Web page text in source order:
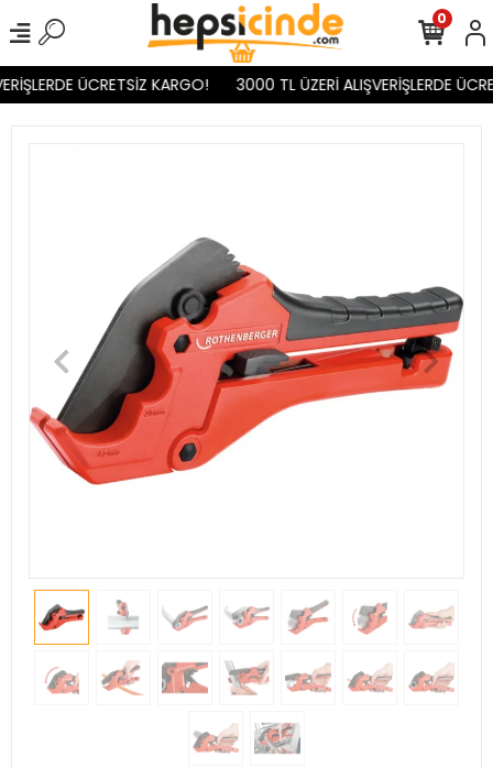
ÜCRETSİZ KARGO! 3000 TL ÜZERİ ALIŞVERİŞLERDE
0